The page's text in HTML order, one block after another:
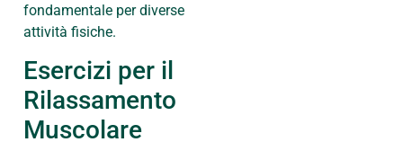
fondamentale per diverse
attività fisiche.
Esercizi per il
Rilassamento
Muscolare